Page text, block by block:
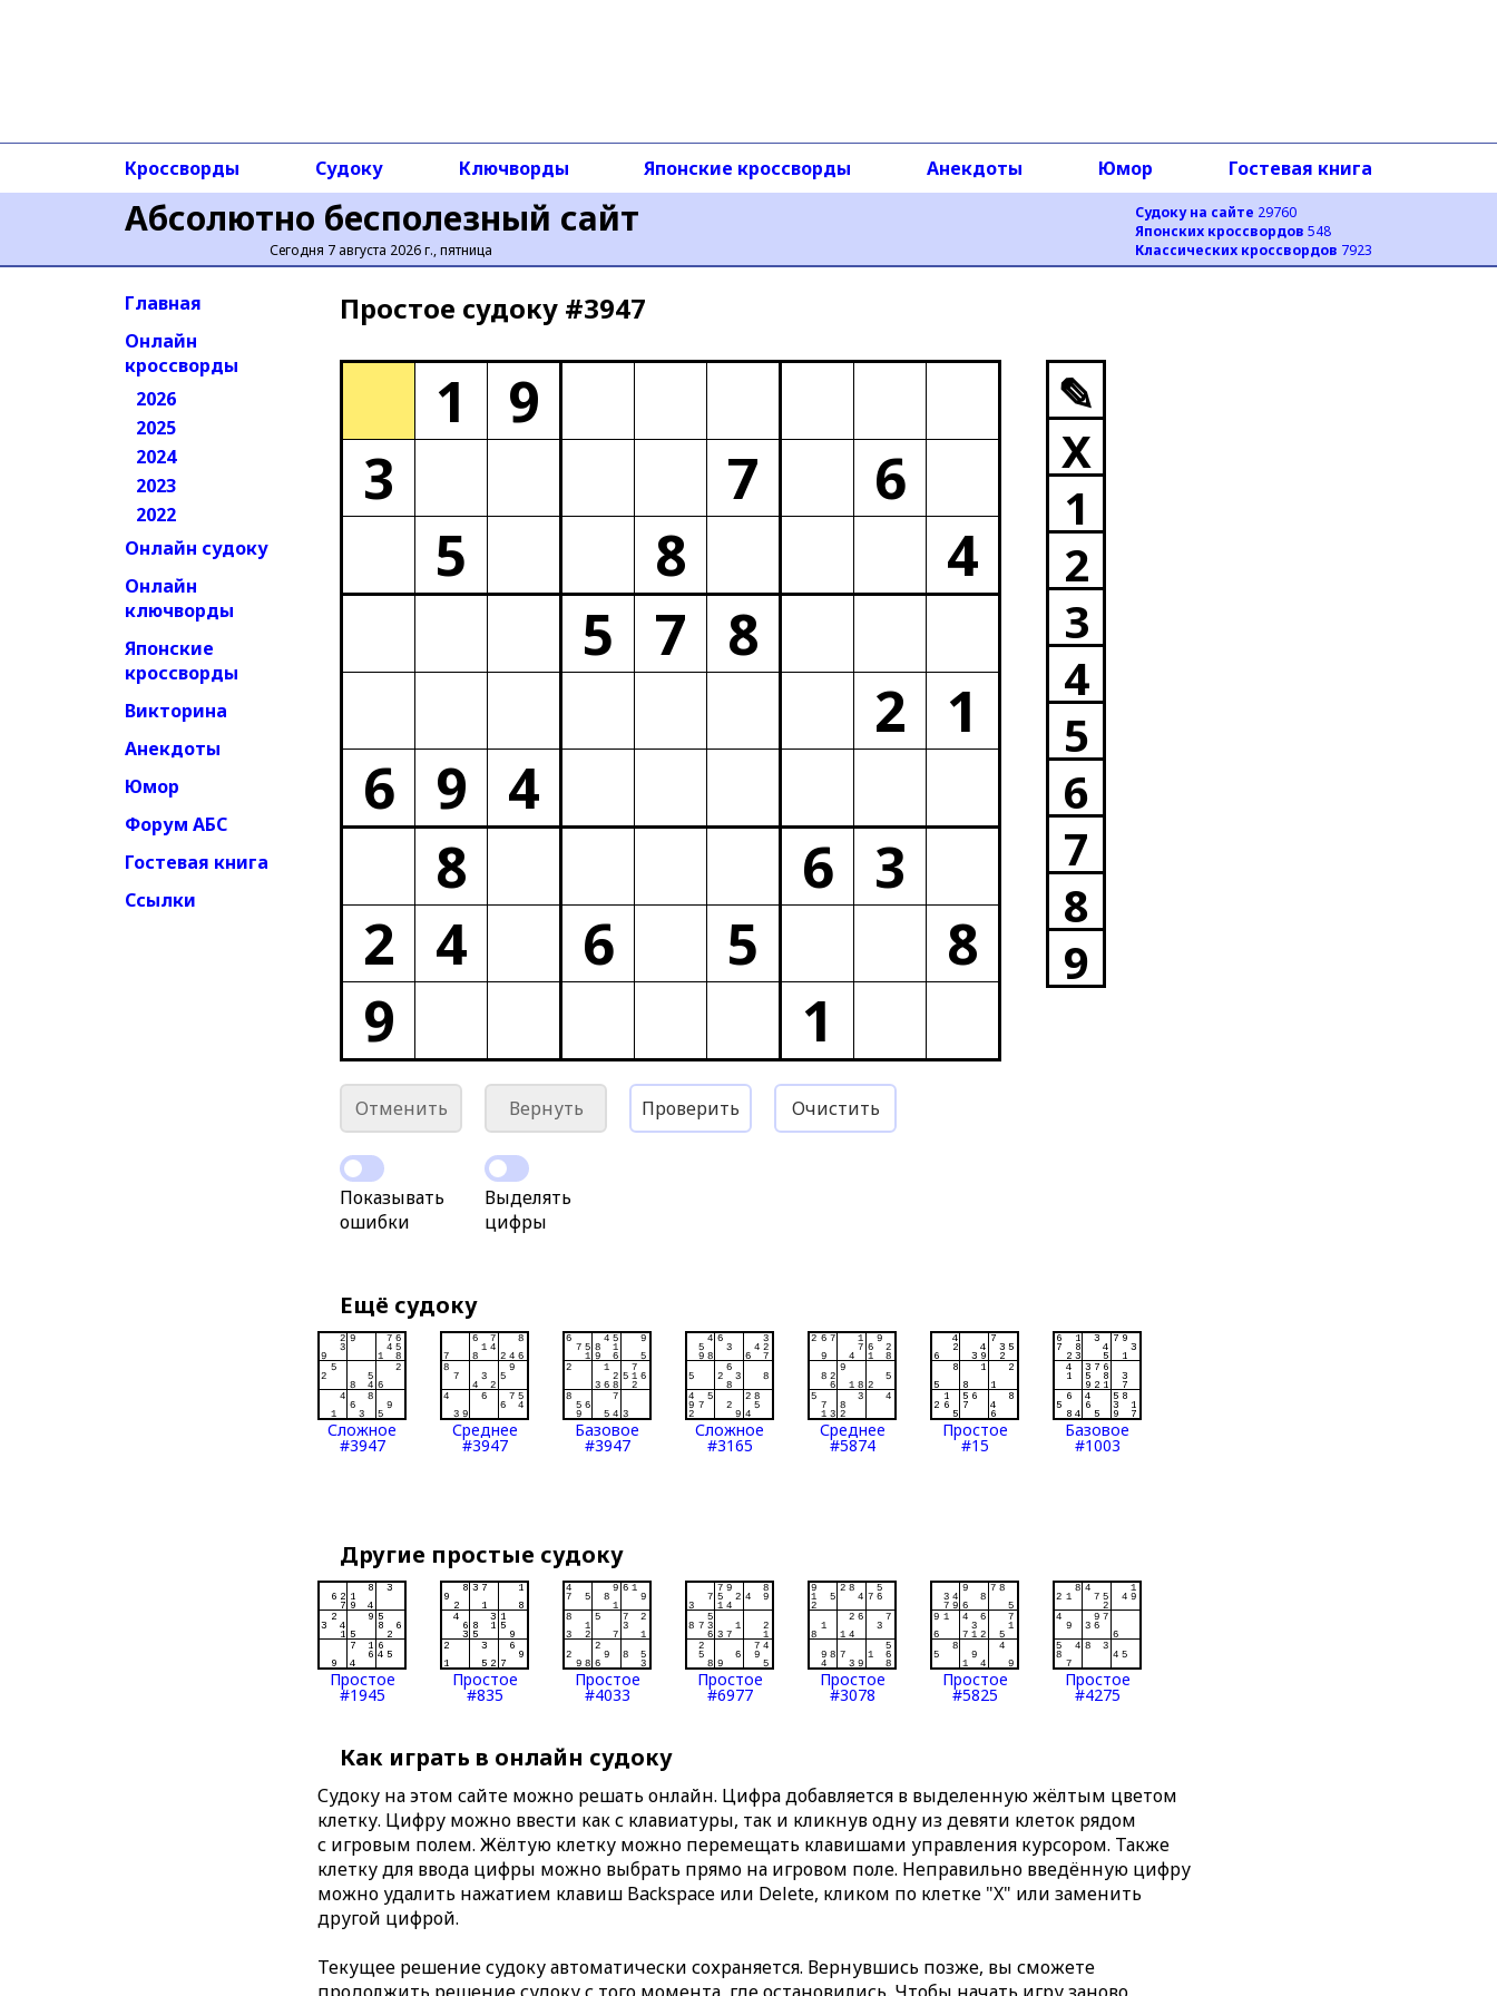
Абсолютно бесполезный сайт
Сегодня 7 августа 2026 г., пятница
Судоку на сайте 29760
Японских кроссвордов 548
Классических кроссвордов 7923
Кроссворды Судоку Ключворды Японские кроссворды Анекдоты Юмор Гостевая книга
Главная
Онлайн
кроссворды
2026
2025
2024
2023
2022
Онлайн судоку
Онлайн
ключворды
Японские
кроссворды
Викторина
Анекдоты
Юмор
Форум АБС
Гостевая книга
Ссылки
Простое cудоку #3947
1
9
3
7
6
5
8
4
5 7 8
2
1
6 9 4
8
6 3
2 4 6 5
8
9
1
✎
X
1
2
3
4
5
6
7
8
9
Отменить Вернуть Проверить Очистить
Показывать
ошибки
Выделять
цифры
Ещё судоку
Сложное
#3947
Среднее
#3947
Базовое
#3947
Сложное
#3165
Среднее
#5874
Простое
#15
Базовое
#1003
Другие простые судоку
Простое
#1945
Простое
#835
Простое
#4033
Простое
#6977
Простое
#3078
Простое
#5825
Простое
#4275
Как играть в онлайн судоку
Судоку на этом сайте можно решать онлайн. Цифра добавляется в выделенную жёлтым цветом
клетку. Цифру можно ввести как с клавиатуры, так и кликнув одну из девяти клеток рядом
с игровым полем. Жёлтую клетку можно перемещать клавишами управления курсором. Также
клетку для ввода цифры можно выбрать прямо на игровом поле. Неправильно введённую цифру
можно удалить нажатием клавиш Backspace или Delete, кликом по клетке "X" или заменить
другой цифрой.
Текущее решение судоку автоматически сохраняется. Вернувшись позже, вы сможете